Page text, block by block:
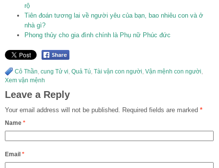
rộ
Tiên đoán tương lai về người yêu của bạn, bao nhiêu con và ở
nhà gì?
Phong thủy cho gia đình chính là Phụ nữ Phúc đức
Cô Thần, cung Tử vi, Quả Tú, Tài vận con người, Vận mệnh con người,
Xem vận mệnh
Leave a Reply
Your email address will not be published. Required fields are marked *
Name *
Email *